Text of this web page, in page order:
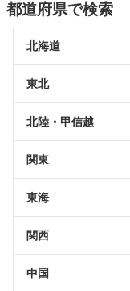
都道府県で検索
北海道
東北
北陸・甲信越
関東
東海
関西
中国